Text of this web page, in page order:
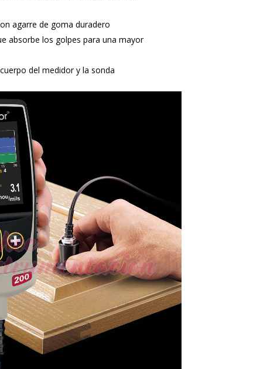
agarre de goma duradero
absorbe los golpes para una mayor
del medidor y la sonda